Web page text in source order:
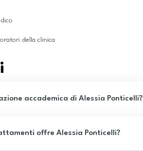
della clinica
accademica di Alessia Ponticelli?
offre Alessia Ponticelli?